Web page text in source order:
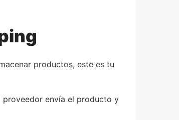
productos, este es tu
proveedor envía el producto y